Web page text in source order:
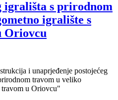
igrališta s prirodnom
igralište s
Oriovcu
i unaprjeđenje postojećeg
travom u veliko
travom u Oriovcu"